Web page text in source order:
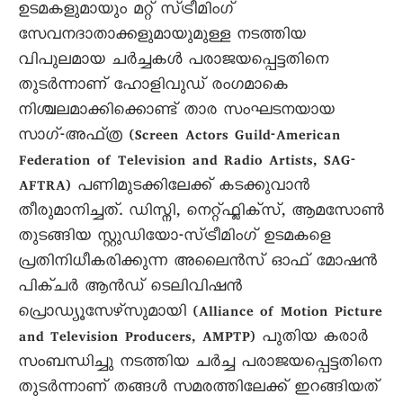
ഉടമകളുമായും മറ്റ് സ്‌ട്രീമിംഗ്‌
സേവനദാതാക്കളുമായുമുള്ള നടത്തിയ
വിപുലമായ ചർച്ചകൾ പരാജയപ്പെട്ടതിനെ
തുടർന്നാണ് ഹോളിവുഡ് രംഗമാകെ
നിശ്ചലമാക്കിക്കൊണ്ട് താര സംഘടനയായ
സാഗ്‌-അഫ്‌ത്ര (Screen Actors Guild-American
Federation of Television and Radio Artists, SAG-
AFTRA) പണിമുടക്കിലേക്ക് കടക്കുവാൻ
തീരുമാനിച്ചത്. ഡിസ്നി, നെറ്റ്ഫ്ലിക്‌സ്, ആമസോൺ
തുടങ്ങിയ സ്റ്റുഡിയോ-സ്‌ട്രീമിംഗ്‌ ഉടമകളെ
പ്രതിനിധീകരിക്കുന്ന അലൈൻസ് ഓഫ് മോഷൻ
പിക്ചർ ആൻഡ് ടെലിവിഷൻ
പ്രൊഡ്യൂസേഴ്സുമായി (Alliance of Motion Picture
and Television Producers, AMPTP) പുതിയ കരാർ
സംബന്ധിച്ചു നടത്തിയ ചർച്ച പരാജയപ്പെട്ടതിനെ
തുടർന്നാണ് തങ്ങൾ സമരത്തിലേക്ക് ഇറങ്ങിയത്